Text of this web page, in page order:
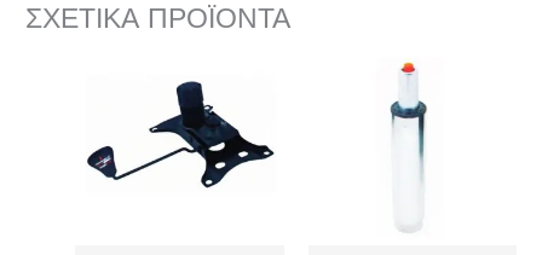
ΣΧΕΤΙΚΆ ΠΡΟΪΌΝΤΑ